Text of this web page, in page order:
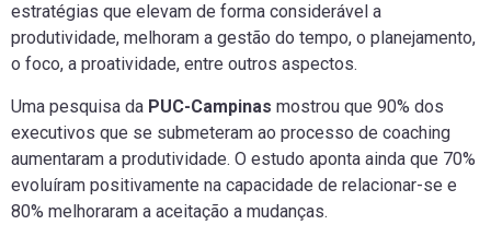
estratégias que elevam de forma considerável a
produtividade, melhoram a gestão do tempo, o planejamento,
o foco, a proatividade, entre outros aspectos.
Uma pesquisa da PUC-Campinas mostrou que 90% dos
executivos que se submeteram ao processo de coaching
aumentaram a produtividade. O estudo aponta ainda que 70%
evoluíram positivamente na capacidade de relacionar-se e
80% melhoraram a aceitação a mudanças.